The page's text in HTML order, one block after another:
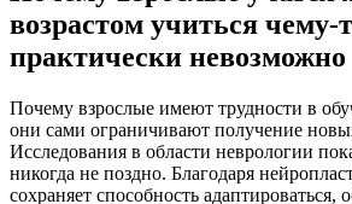
возрастом учиться чему-
практически невозможно
Почему взрослые имеют трудности в
они сами ограничивают получение
Исследования в области неврологии
никогда не поздно. Благодаря
сохраняет способность адаптироваться,